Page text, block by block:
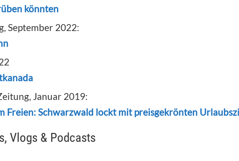
könnten
September 2022:
Januar 2019:
Freien: Schwarzwald lockt mit preisgekrönten
Vlogs & Podcasts